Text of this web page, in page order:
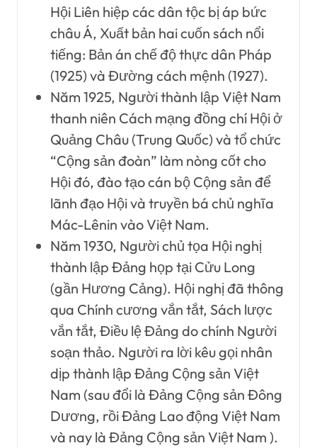
Hội Liên hiệp các dân tộc bị áp bức
châu Á, Xuất bản hai cuốn sách nổi
tiếng: Bản án chế độ thực dân Pháp
(1925) và Đường cách mệnh (1927).
Năm 1925, Người thành lập Việt Nam
thanh niên Cách mạng đồng chí Hội ở
Quảng Châu (Trung Quốc) và tổ chức
“Cộng sản đoàn” làm nòng cốt cho
Hội đó, đào tạo cán bộ Cộng sản để
lãnh đạo Hội và truyền bá chủ nghĩa
Mác-Lênin vào Việt Nam.
Năm 1930, Người chủ tọa Hội nghị
thành lập Đảng họp tại Cửu Long
(gần Hương Cảng). Hội nghị đã thông
qua Chính cương vắn tắt, Sách lược
vắn tắt, Điều lệ Đảng do chính Người
soạn thảo. Người ra lời kêu gọi nhân
dịp thành lập Đảng Cộng sản Việt
Nam (sau đổi là Đảng Cộng sản Đông
Dương, rồi Đảng Lao động Việt Nam
và nay là Đảng Cộng sản Việt Nam ).